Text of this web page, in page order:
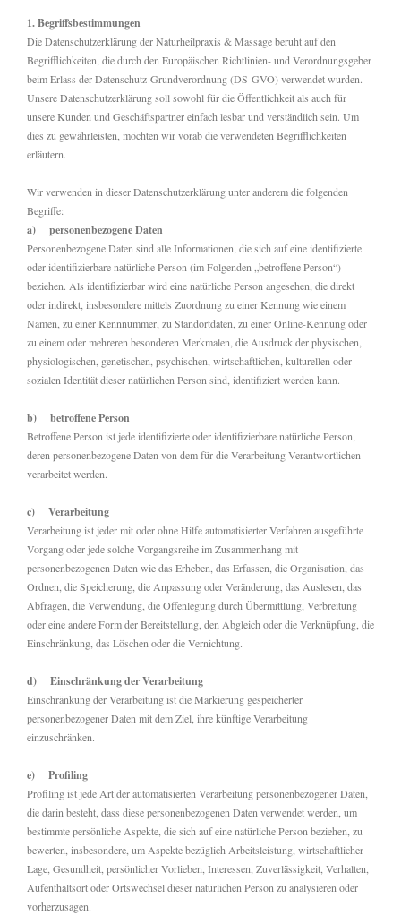
1. Begriffsbestimmungen
Die Datenschutzerklärung der Naturheilpraxis & Massage beruht auf den
Begrifflichkeiten, die durch den Europäischen Richtlinien- und Verordnungsgeber
beim Erlass der Datenschutz-Grundverordnung (DS-GVO) verwendet wurden.
Unsere Datenschutzerklärung soll sowohl für die Öffentlichkeit als auch für
unsere Kunden und Geschäftspartner einfach lesbar und verständlich sein. Um
dies zu gewährleisten, möchten wir vorab die verwendeten Begrifflichkeiten
erläutern.
Wir verwenden in dieser Datenschutzerklärung unter anderem die folgenden
Begriffe:
a) personenbezogene Daten
Personenbezogene Daten sind alle Informationen, die sich auf eine identifizierte
oder identifizierbare natürliche Person (im Folgenden „betroffene Person“)
beziehen. Als identifizierbar wird eine natürliche Person angesehen, die direkt
oder indirekt, insbesondere mittels Zuordnung zu einer Kennung wie einem
Namen, zu einer Kennnummer, zu Standortdaten, zu einer Online-Kennung oder
zu einem oder mehreren besonderen Merkmalen, die Ausdruck der physischen,
physiologischen, genetischen, psychischen, wirtschaftlichen, kulturellen oder
sozialen Identität dieser natürlichen Person sind, identifiziert werden kann.
b) betroffene Person
Betroffene Person ist jede identifizierte oder identifizierbare natürliche Person,
deren personenbezogene Daten von dem für die Verarbeitung Verantwortlichen
verarbeitet werden.
c) Verarbeitung
Verarbeitung ist jeder mit oder ohne Hilfe automatisierter Verfahren ausgeführte
Vorgang oder jede solche Vorgangsreihe im Zusammenhang mit
personenbezogenen Daten wie das Erheben, das Erfassen, die Organisation, das
Ordnen, die Speicherung, die Anpassung oder Veränderung, das Auslesen, das
Abfragen, die Verwendung, die Offenlegung durch Übermittlung, Verbreitung
oder eine andere Form der Bereitstellung, den Abgleich oder die Verknüpfung, die
Einschränkung, das Löschen oder die Vernichtung.
d) Einschränkung der Verarbeitung
Einschränkung der Verarbeitung ist die Markierung gespeicherter
personenbezogener Daten mit dem Ziel, ihre künftige Verarbeitung
einzuschränken.
e) Profiling
Profiling ist jede Art der automatisierten Verarbeitung personenbezogener Daten,
die darin besteht, dass diese personenbezogenen Daten verwendet werden, um
bestimmte persönliche Aspekte, die sich auf eine natürliche Person beziehen, zu
bewerten, insbesondere, um Aspekte bezüglich Arbeitsleistung, wirtschaftlicher
Lage, Gesundheit, persönlicher Vorlieben, Interessen, Zuverlässigkeit, Verhalten,
Aufenthaltsort oder Ortswechsel dieser natürlichen Person zu analysieren oder
vorherzusagen.